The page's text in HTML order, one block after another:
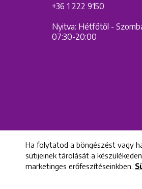
+36 1 222 9150
Nyitva: Hétfőtől -
07:30-20:00
Ha folytatod a böngészést vagy
sütijeinek tárolását a
marketinges erőfeszítéseinkben.